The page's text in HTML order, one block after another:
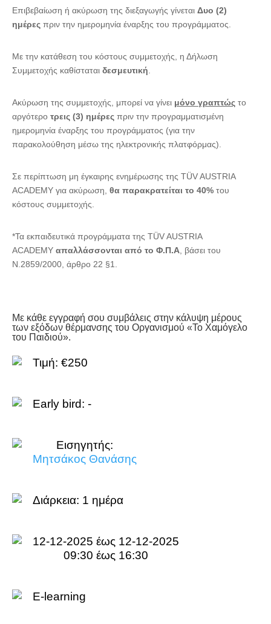
Επιβεβαίωση ή ακύρωση της διεξαγωγής γίνεται Δυο (2)
ημέρες πριν την ημερομηνία έναρξης του προγράμματος.
Με την κατάθεση του κόστους συμμετοχής, η Δήλωση
Συμμετοχής καθίσταται δεσμευτική
Ακύρωση της συμμετοχής, μπορεί να γίνει μόνο γραπτώς το
αργότερο τρεις (3) ημέρες πριν την προγραμματισμένη
ημερομηνία έναρξης του προγράμματος (για την
παρακολούθηση μέσω της ηλεκτρονικής πλατφόρμας).
Σε περίπτωση μη έγκαιρης ενημέρωσης της TÜV AUSTRIA
ACADEMY για ακύρωση, θα παρακρατείται το 40% του
κόστους συμμετοχής.
*Τα εκπαιδευτικά προγράμματα της TÜV AUSTRIA
ACADEMY απαλλάσσονται από το Φ.Π.Α , βάσει του
Ν.2859/2000, άρθρο 22 §1.
Με κάθε εγγραφή σου συμβάλεις στην κάλυψη μέρους
των εξόδων θέρμανσης του Οργανισμού «Το Χαμόγελο
του Παιδιού».
Τιμή: €250
Early bird: -
Εισηγητής:
Μητσάκος Θανάσης
Διάρκεια: 1 ημέρα
12-12-2025 έως 12-12-2025
09:30 έως 16:30
E-learning